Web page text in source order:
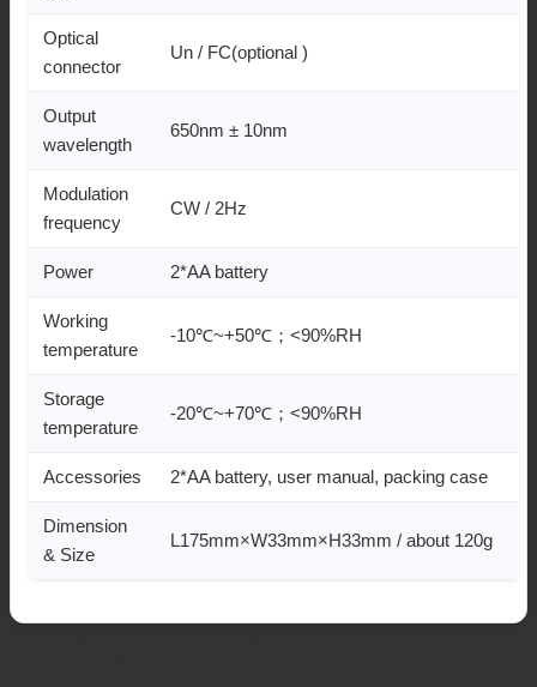
Optical
connector
Un / FC(optional )
Output
wavelength
650nm ± 10nm
Modulation
frequency
CW / 2Hz
Power 2*AA battery
Working
temperature
-10℃~+50℃；<90%RH
Storage
temperature
-20℃~+70℃；<90%RH
Accessories 2*AA battery, user manual, packing case
Dimension
& Size
L175mm×W33mm×H33mm / about 120g